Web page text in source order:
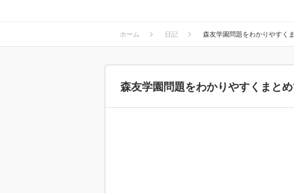
ホーム 日記 森友学園問題をわかりやすく
森友学園問題をわかりやすくまと